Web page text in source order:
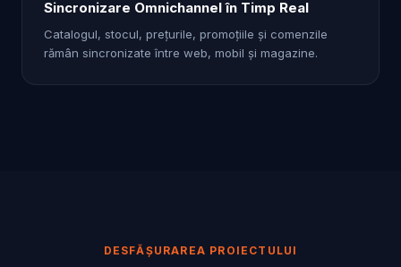
Sincronizare Omnichannel în Timp Real
Catalogul, stocul, prețurile, promoțiile și comenzile
rămân sincronizate între web, mobil și magazine.
DESFĂȘURAREA PROIECTULUI